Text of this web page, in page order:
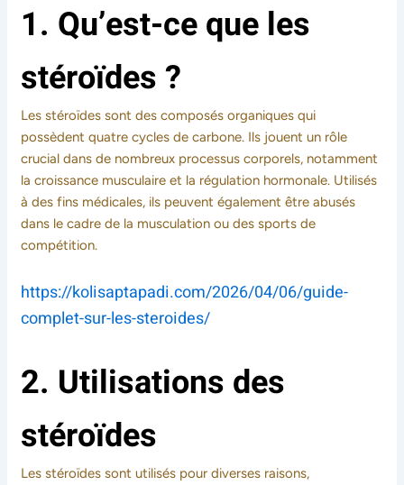
1. Qu’est-ce que les
stéroïdes ?
Les stéroïdes sont des composés organiques qui
possèdent quatre cycles de carbone. Ils jouent un rôle
crucial dans de nombreux processus corporels, notamment
la croissance musculaire et la régulation hormonale. Utilisés
à des fins médicales, ils peuvent également être abusés
dans le cadre de la musculation ou des sports de
compétition.
https://kolisaptapadi.com/2026/04/06/guide-
complet-sur-les-steroides/
2. Utilisations des
stéroïdes
Les stéroïdes sont utilisés pour diverses raisons,